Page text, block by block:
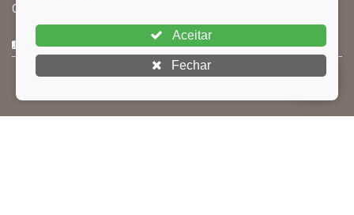
Comissão Permanente de Licitação – CPL
CURTA NOSSA FAN PAGE
Aceitar
Fechar